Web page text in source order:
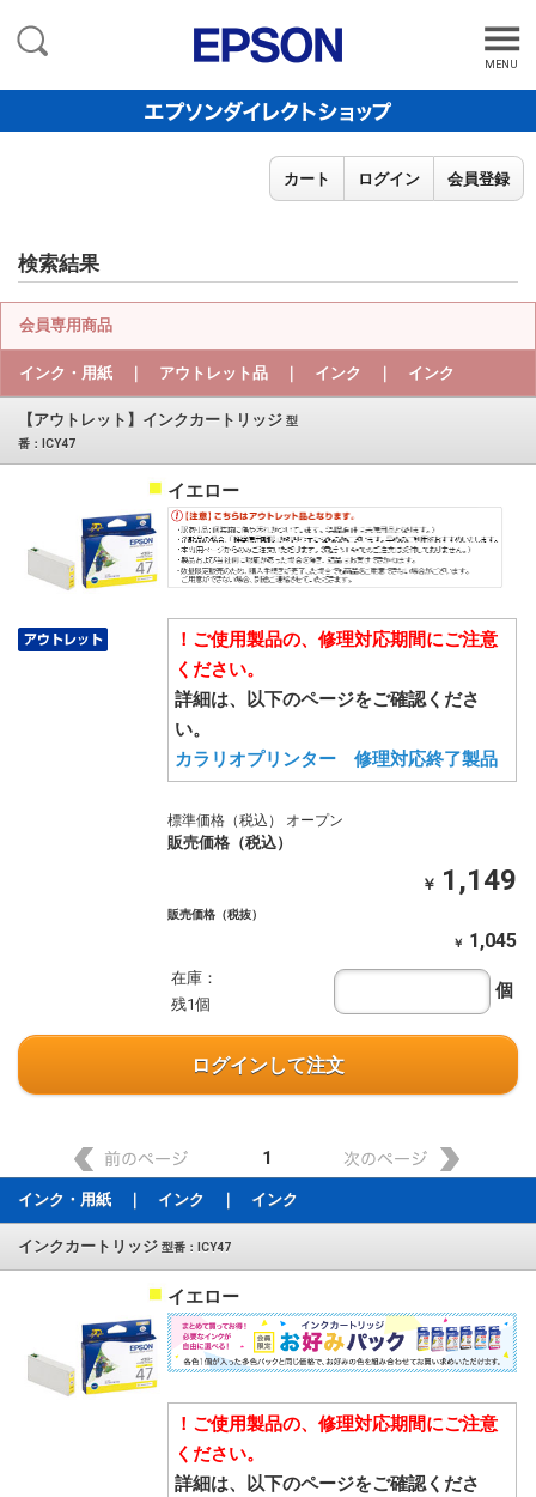
MENU
カート ログイン 会員登録
検索結果
会員専用商品
インク・用紙 ｜ アウトレット品 ｜ インク ｜ インク
【アウトレット】インクカートリッジ 型
番：ICY47
イエロー
！ご使用製品の、修理対応期間にご注意
ください。
詳細は、以下のページをご確認くださ
い。
カラリオプリンター 修理対応終了製品
標準価格（税込） オープン
販売価格（税込）
￥ 1,149
販売価格（税抜）
￥ 1,045
在庫：
残1個
個
ログインして注文
1
インク・用紙 ｜ インク ｜ インク
インクカートリッジ 型番：ICY47
イエロー
！ご使用製品の、修理対応期間にご注意
ください。
詳細は、以下のページをご確認くださ